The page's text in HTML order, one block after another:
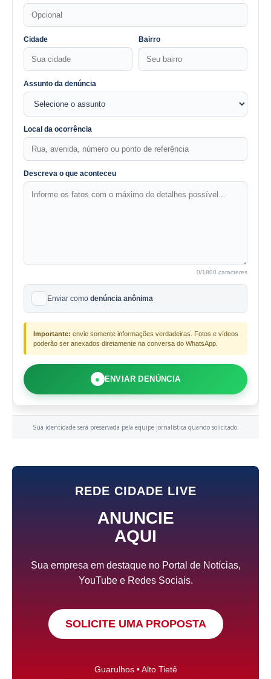
Cidade Bairro
Assunto da denúncia
Local da ocorrência
Descreva o que aconteceu
0/1800 caracteres
Enviar como denúncia anônima
Importante: envie somente informações verdadeiras. Fotos e vídeos
poderão ser anexados diretamente na conversa do WhatsApp.
● ENVIAR DENÚNCIA
Sua identidade será preservada pela equipe jornalística quando solicitado.
REDE CIDADE LIVE
ANUNCIE
AQUI
Sua empresa em destaque no Portal de Notícias,
YouTube e Redes Sociais.
SOLICITE UMA PROPOSTA
Guarulhos • Alto Tietê